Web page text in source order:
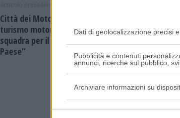
Dati di geolocalizzazione precisi
Pubblicità e contenuti
annunci, ricerche sul pubblico,
Archiviare informazioni su
Finalità e caratteristiche speciali
Città dei Motori, lanciata la Carta del
turismo motoristico. Zironi: “Fare
squadra per il rilancio del turismo e del
Paese”